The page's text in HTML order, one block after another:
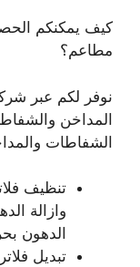
كيف يمكنكم
مطاعم؟
نوفر لكم عبر
المداخن
الشفاطات
تنظيف
وازالة
الدهون
تبديل